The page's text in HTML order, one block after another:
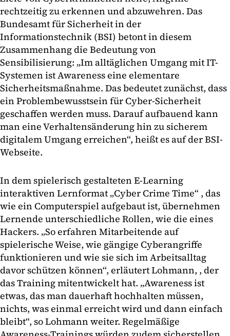
rechtzeitig zu erkennen und abzuwehren. Das
Bundesamt für Sicherheit in der
Informationstechnik (BSI) betont in diesem
Zusammenhang die Bedeutung von
Sensibilisierung: „Im alltäglichen Umgang mit IT-
Systemen ist Awareness eine elementare
Sicherheitsmaßnahme. Das bedeutet zunächst, dass
ein Problembewusstsein für Cyber-Sicherheit
geschaffen werden muss. Darauf aufbauend kann
man eine Verhaltensänderung hin zu sicherem
digitalem Umgang erreichen“, heißt es auf der BSI-
Webseite.
In dem spielerisch gestalteten E-Learning
interaktiven Lernformat „Cyber Crime Time“ , das
wie ein Computerspiel aufgebaut ist, übernehmen
Lernende unterschiedliche Rollen, wie die eines
Hackers. „So erfahren Mitarbeitende auf
spielerische Weise, wie gängige Cyberangriffe
funktionieren und wie sie sich im Arbeitsalltag
davor schützen können“, erläutert Lohmann, , der
das Training mitentwickelt hat. „Awareness ist
etwas, das man dauerhaft hochhalten müssen,
nichts, was einmal erreicht wird und dann einfach
bleibt“, so Lohmann weiter. Regelmäßige